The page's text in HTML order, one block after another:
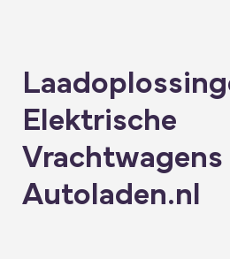
Elektrische
Autoladen.nl